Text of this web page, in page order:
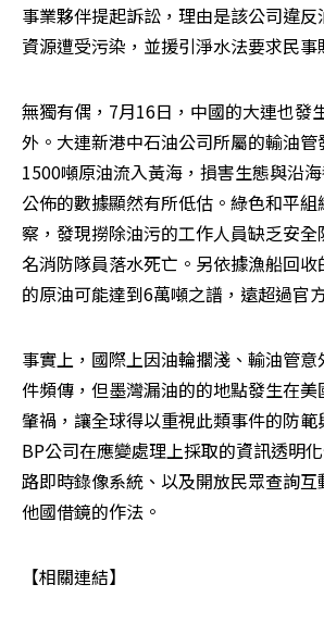
事業夥伴提起訴訟，理由是該公司違
資源遭受污染，並援引淨水法要求民事
無獨有偶，7月16日，中國的大連也發
外。大連新港中石油公司所屬的輸油管
1500噸原油流入黃海，損害生態與沿
公佈的數據顯然有所低估。綠色和平
察，發現撈除油污的工作人員缺乏安
名消防隊員落水死亡。另依據漁船回
的原油可能達到6萬噸之譜，遠超過官
事實上，國際上因油輪擱淺、輸油管
件頻傳，但墨灣漏油的的地點發生在
肇禍，讓全球得以重視此類事件的防
BP公司在應變處理上採取的資訊透明
路即時錄像系統、以及開放民眾查詢
他國借鏡的作法。
【相關連結】